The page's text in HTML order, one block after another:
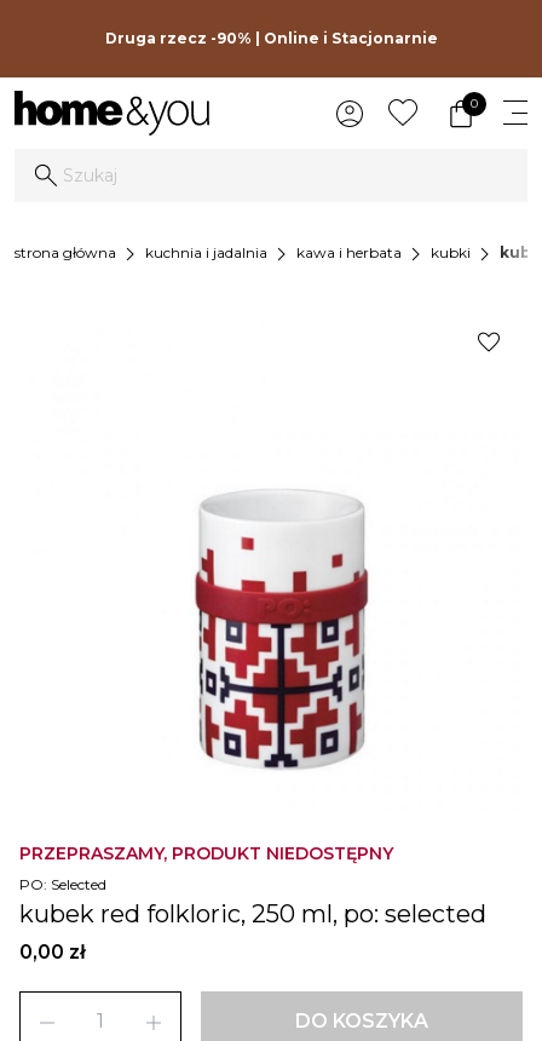
Druga rzecz -90% | Online i Stacjonarnie
0
strona główna chevron_right kuchnia i jadalnia chevron_right kawa i herbata chevron_right kubki chevron_right
PRZEPRASZAMY, PRODUKT NIEDOSTĘPNY
PO: Selected
kubek red folkloric, 250 ml, po: selected
0,00 zł
remove add DO KOSZYKA
favorite